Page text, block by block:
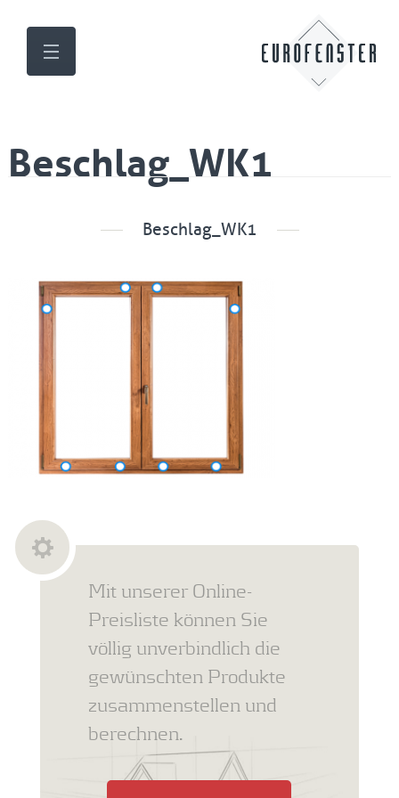
Beschlag_WK1
Beschlag_WK1
Mit unserer Online-
Preisliste können Sie
völlig unverbindlich die
gewünschten Produkte
zusammenstellen und
berechnen.